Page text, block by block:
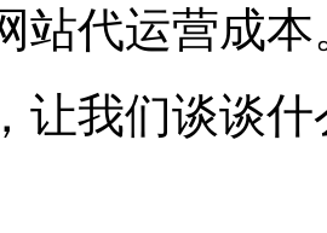
站代运营成本
我们谈谈什